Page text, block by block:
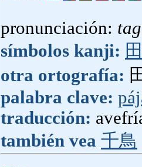
pronunciación:
símbolos kanji:
otra ortografía:
palabra clave:
traducción:
también vea 千鳥